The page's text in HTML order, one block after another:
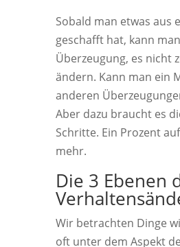
Sobald man etwas aus
geschafft hat, kann
Überzeugung, es nicht
ändern. Kann man ein
anderen
Aber dazu braucht es
Schritte. Ein Prozent
mehr.
Die 3 Ebenen
Wir betrachten Dinge
oft unter dem Aspekt